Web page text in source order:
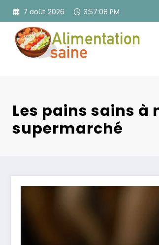
Aller
contenu
7 août 2026 3:57:09 PM
Les pains sains à
supermarché